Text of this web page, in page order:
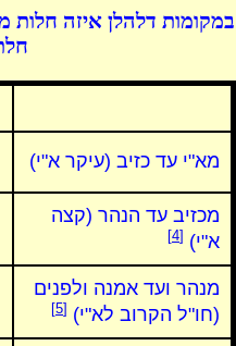
במקומות דלהלן איזה חלות
מא"י עד כזיב (עיקר א"י)
מכזיב עד הנהר (קצה
א"י) [4]
מנהר ועד אמנה ולפנים
(חו"ל הקרוב לא"י) [5]